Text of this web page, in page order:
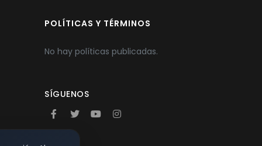
POLÍTICAS Y TÉRMINOS
No hay políticas publicadas.
SÍGUENOS